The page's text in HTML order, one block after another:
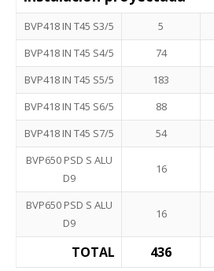
BVP418 IN T45 S3/5 5
BVP418 IN T45 S4/5
74
BVP418 IN T45 S5/5
183
BVP418 IN T45 S6/5
88
BVP418 IN T45 S7/5
54
BVP650 PSD S ALU
D9
16
BVP650 PSD S ALU
D9
16
TOTAL 436